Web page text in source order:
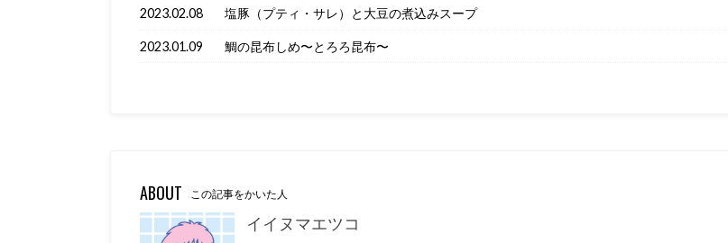
2023.02.08 塩豚（プティ・サレ）と大豆の煮込みスープ
2023.01.09 鯛の昆布しめ〜とろろ昆布〜
ABOUT この記事をかいた人
イイヌマエツコ